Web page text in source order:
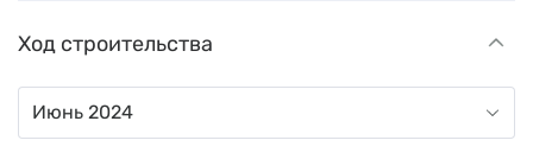
Ход строительства